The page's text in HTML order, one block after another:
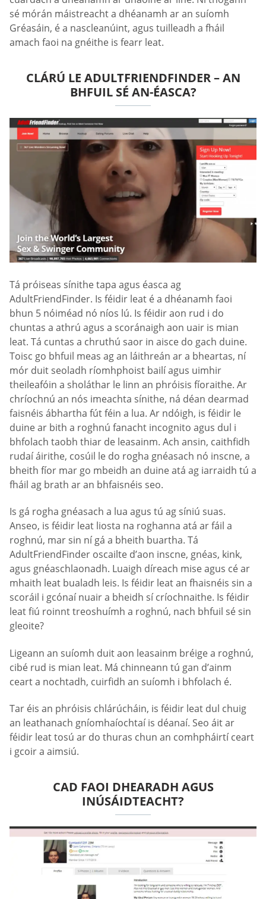
sé mórán máistreacht a dhéanamh ar an suíomh
Gréasáin, é a nascleanúint, agus tuilleadh a fháil
amach faoi na gnéithe is fearr leat.
CLÁRÚ LE ADULTFRIENDFINDER – AN
BHFUIL SÉ AN-ÉASCA?
Tá próiseas sínithe tapa agus éasca ag
AdultFriendFinder. Is féidir leat é a dhéanamh faoi
bhun 5 nóiméad nó níos lú. Is féidir aon rud i do
chuntas a athrú agus a scoránaigh aon uair is mian
leat. Tá cuntas a chruthú saor in aisce do gach duine.
Toisc go bhfuil meas ag an láithreán ar a bheartas, ní
mór duit seoladh ríomhphoist bailí agus uimhir
theileafóin a sholáthar le linn an phróisis fíoraithe. Ar
chríochnú an nós imeachta sínithe, ná déan dearmad
faisnéis ábhartha fút féin a lua. Ar ndóigh, is féidir le
duine ar bith a roghnú fanacht incognito agus dul i
bhfolach taobh thiar de leasainm. Ach ansin, caithfidh
rudaí áirithe, cosúil le do rogha gnéasach nó inscne, a
bheith fíor mar go mbeidh an duine atá ag iarraidh tú a
fháil ag brath ar an bhfaisnéis seo.
Is gá rogha gnéasach a lua agus tú ag síniú suas.
Anseo, is féidir leat liosta na roghanna atá ar fáil a
roghnú, mar sin ní gá a bheith buartha. Tá
AdultFriendFinder oscailte d’aon inscne, gnéas, kink,
agus gnéaschlaonadh. Luaigh díreach mise agus cé ar
mhaith leat bualadh leis. Is féidir leat an fhaisnéis sin a
scoráil i gcónaí nuair a bheidh sí críochnaithe. Is féidir
leat fiú roinnt treoshuímh a roghnú, nach bhfuil sé sin
gleoite?
Ligeann an suíomh duit aon leasainm bréige a roghnú,
cibé rud is mian leat. Má chinneann tú gan d’ainm
ceart a nochtadh, cuirfidh an suíomh i bhfolach é.
Tar éis an phróisis chlárúcháin, is féidir leat dul chuig
an leathanach gníomhaíochtaí is déanaí. Seo áit ar
féidir leat tosú ar do thuras chun an comhpháirtí ceart
i gcoir a aimsiú.
CAD FAOI DHEARADH AGUS
INÚSÁIDTEACHT?